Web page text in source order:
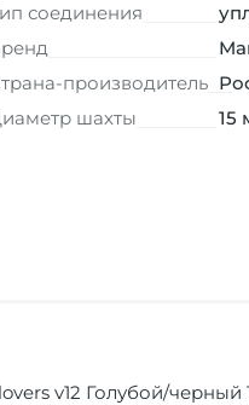
соединения
производитель
шахты
15
v12 Голубой/